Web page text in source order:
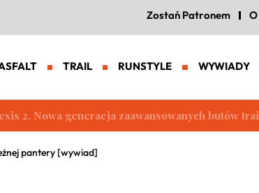
Zostań Patronem
TRAIL RUNSTYLE WYWIADY
2. Nowa generacja zaawansowanych butów
pantery [wywiad]